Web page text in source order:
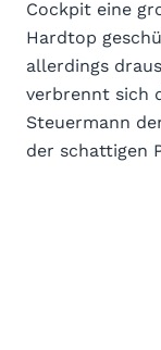
Cockpit eine
Hardtop
allerdings
verbrennt sich
Steuermann
der schattigen